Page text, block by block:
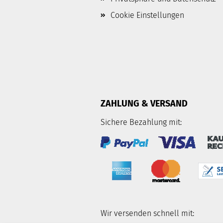
Cookie Einstellungen
ZAHLUNG & VERSAND
Sichere Bezahlung mit:
Wir versenden schnell mit: